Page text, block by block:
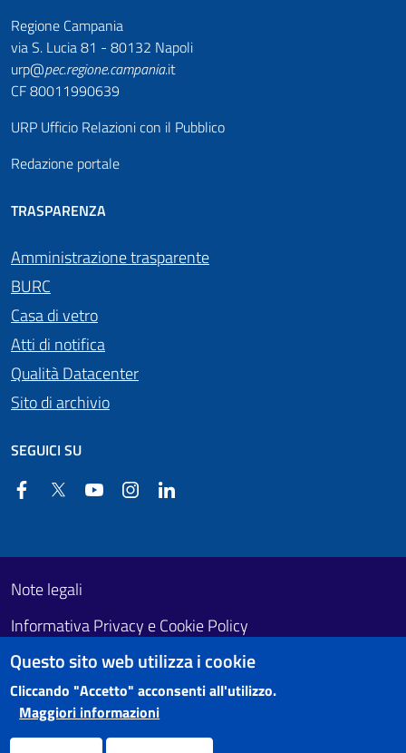
Regione Campania
via S. Lucia 81 - 80132 Napoli
urp@pec.regione.campania.it
CF 80011990639
URP Ufficio Relazioni con il Pubblico
Redazione portale
TRASPARENZA
Amministrazione trasparente
BURC
Casa di vetro
Atti di notifica
Qualità Datacenter
Sito di archivio
SEGUICI SU
FacebookTwitter YouTube Instagram
Footer First
Useful links section
Note legali
Informativa Privacy e Cookie Policy
Obiettivi di accessibilità
Questo sito web utilizza i cookie
Cliccando "Accetto" acconsenti all'utilizzo.
Maggiori informazioni